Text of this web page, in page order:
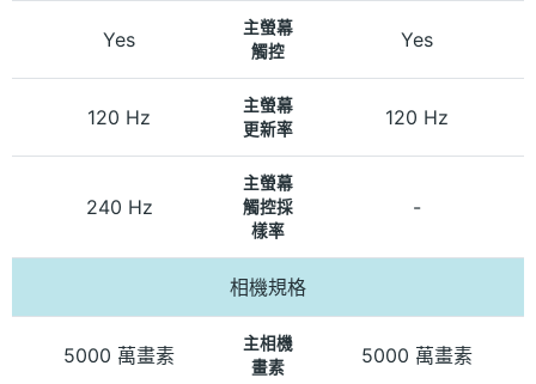
Yes
主螢幕
觸控
Yes
120 Hz
主螢幕
更新率
120 Hz
240 Hz
主螢幕
觸控採
樣率
-
相機規格
5000 萬畫素
主相機
畫素
5000 萬畫素